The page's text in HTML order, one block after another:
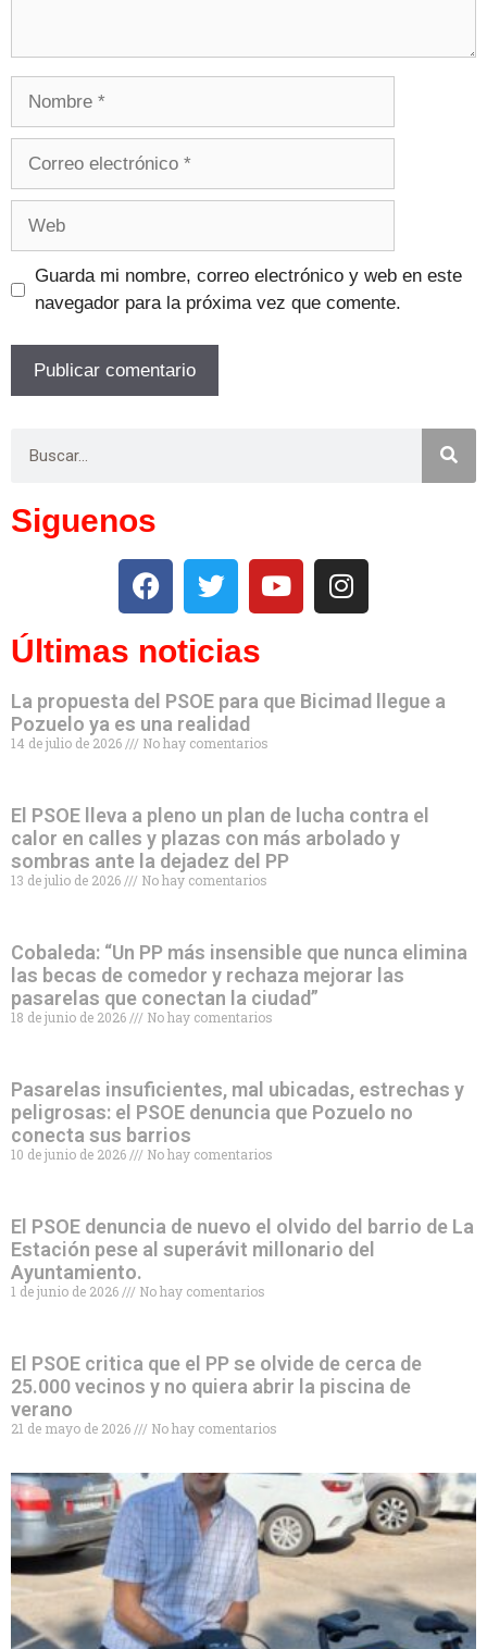
Guarda mi nombre, correo electrónico y web en este
navegador para la próxima vez que comente.
Siguenos
Últimas noticias
La propuesta del PSOE para que Bicimad llegue a
Pozuelo ya es una realidad
14 de julio de 2026 No hay comentarios
El PSOE lleva a pleno un plan de lucha contra el
calor en calles y plazas con más arbolado y
sombras ante la dejadez del PP
13 de julio de 2026 No hay comentarios
Cobaleda: “Un PP más insensible que nunca elimina
las becas de comedor y rechaza mejorar las
pasarelas que conectan la ciudad”
18 de junio de 2026 No hay comentarios
Pasarelas insuficientes, mal ubicadas, estrechas y
peligrosas: el PSOE denuncia que Pozuelo no
conecta sus barrios
10 de junio de 2026 No hay comentarios
El PSOE denuncia de nuevo el olvido del barrio de La
Estación pese al superávit millonario del
Ayuntamiento.
1 de junio de 2026 No hay comentarios
El PSOE critica que el PP se olvide de cerca de
25.000 vecinos y no quiera abrir la piscina de
verano
21 de mayo de 2026 No hay comentarios